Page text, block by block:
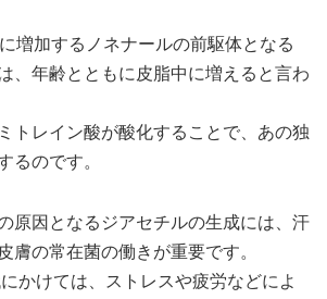
増加するノネナールの前駆体となる
、年齢とともに皮脂中に増えると言わ
トレイン酸が酸化することで、あの独
るのです。
原因となるジアセチルの生成には、汗
膚の常在菌の働きが重要です。
かけては、ストレスや疲労などによ